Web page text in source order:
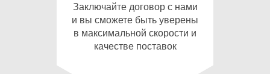
Заключайте договор с нами
и вы сможете быть уверены
в максимальной скорости и
качестве поставок